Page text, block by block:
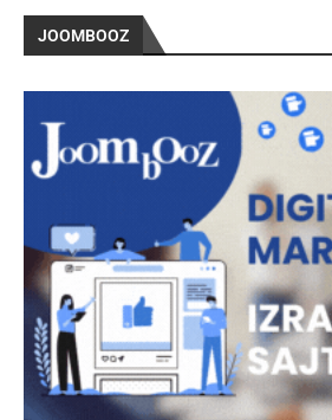
JOOMBOOZ